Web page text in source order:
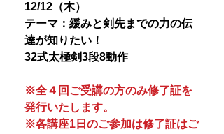
12/12（木）
テーマ：緩みと剣先までの力の伝
達が知りたい！
32式太極剣3段8動作
※全４回ご受講の方のみ修了証を
発行いたします。
※各講座1日のご参加は修了証はご